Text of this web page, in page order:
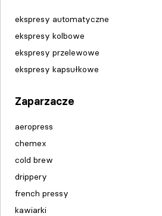
ekspresy automatyczne
ekspresy kolbowe
ekspresy przelewowe
ekspresy kapsułkowe
Zaparzacze
aeropress
chemex
cold brew
drippery
french pressy
kawiarki